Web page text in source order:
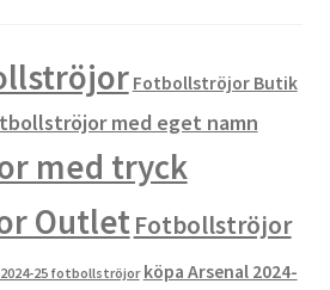
Fotbollströjor Butik
med eget namn
med tryck
OutletFotbollströjor
2024-25 fotbollströjor köpa Arsenal 2024-